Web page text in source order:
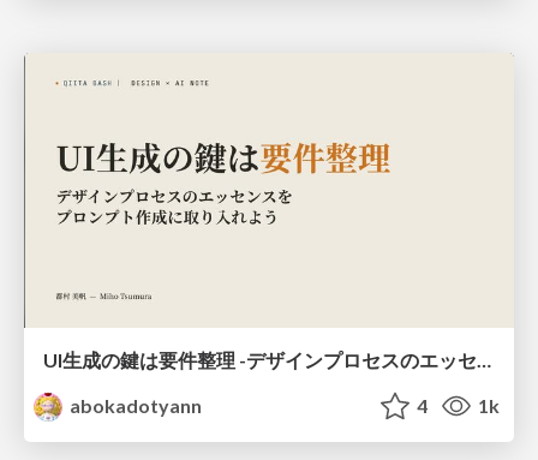
UI生成の鍵は要件整理 -デザインプロセスのエッセンスを プロンプト作成に取り入れよう-
abokadotyann
4 1k